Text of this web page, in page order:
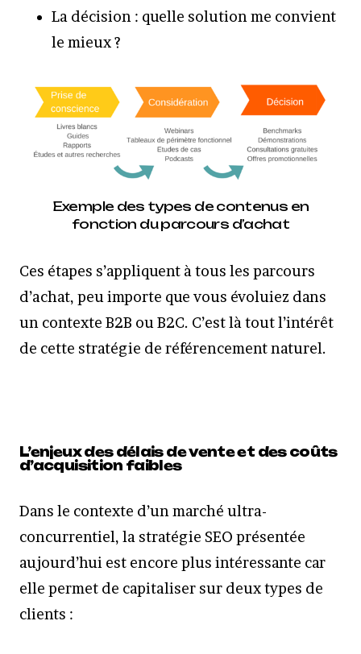
La décision : quelle solution me convient
le mieux ?
Exemple des types de contenus en
fonction du parcours d’achat
Ces étapes s’appliquent à tous les parcours
d’achat, peu importe que vous évoluiez dans
un contexte B2B ou B2C. C’est là tout l’intérêt
de cette stratégie de référencement naturel.
L’enjeux des délais de vente et des coûts
d’acquisition faibles
Dans le contexte d’un marché ultra-
concurrentiel, la stratégie SEO présentée
aujourd’hui est encore plus intéressante car
elle permet de capitaliser sur deux types de
clients :